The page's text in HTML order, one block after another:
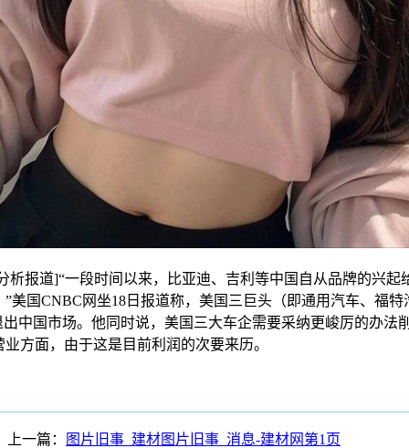
道]“一段时间以来，比亚迪、吉利等中国自从品牌的兴起
”美国CNBC网坐18日报道称，美国三巨头（即通用汽车、福特
出中国市场。他同时说，美国三大车企需要采纳更峻厉的办法
方面，由于这是目前利润的次要来历。
上一篇： 图片旧事_建材图片旧事_消息-建材网第1页